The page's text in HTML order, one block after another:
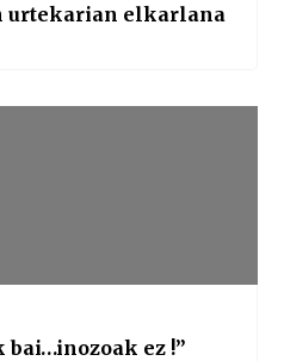
urtekarian elkarlana
bai…inozoak ez !”